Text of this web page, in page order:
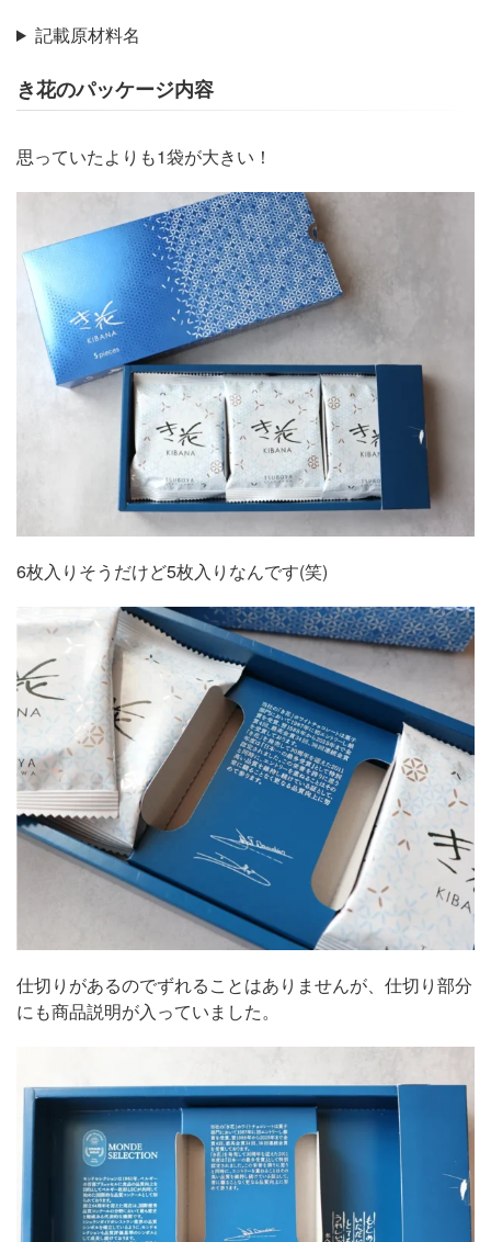
記載原材料名
き花のパッケージ内容
思っていたよりも1袋が大きい！
6枚入りそうだけど5枚入りなんです(笑)
仕切りがあるのでずれることはありませんが、仕切り部分
にも商品説明が入っていました。